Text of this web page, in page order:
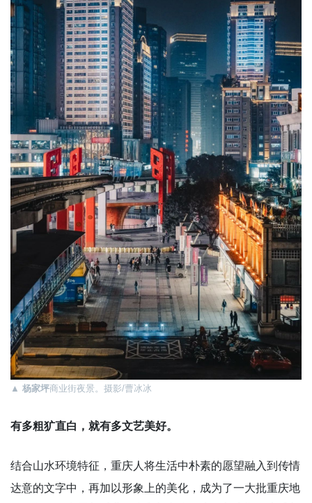
▲ 杨家坪商业街夜景。摄影/曹冰冰
有多粗犷直白，就有多文艺美好。
结合山水环境特征，重庆人将生活中朴素的愿望融入到传情
达意的文字中，再加以形象上的美化，成为了一大批重庆地